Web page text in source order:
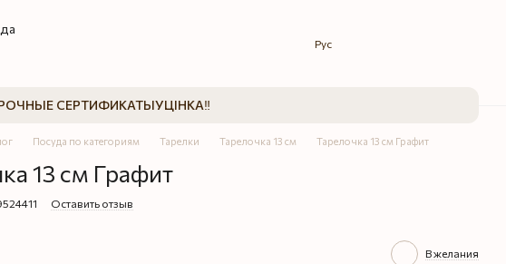
Рус
СЕРТИФИКАТЫУЦІНКА‼️
Посуда по категориям Тарелки Тарелочка 13 см Тарелочка 13 см Графит
13 см Графит
Оставить отзыв
В желания